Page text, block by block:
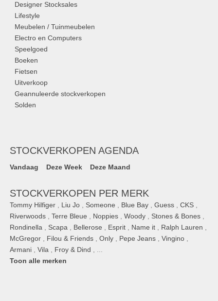
Designer Stocksales
Lifestyle
Meubelen / Tuinmeubelen
Electro en Computers
Speelgoed
Boeken
Fietsen
Uitverkoop
Geannuleerde stockverkopen
Solden
STOCKVERKOPEN AGENDA
Vandaag Deze Week Deze Maand
STOCKVERKOPEN PER MERK
Tommy Hilfiger , Liu Jo , Someone , Blue Bay , Guess , CKS ,
Riverwoods , Terre Bleue , Noppies , Woody , Stones & Bones ,
Rondinella , Scapa , Bellerose , Esprit , Name it , Ralph Lauren ,
McGregor , Filou & Friends , Only , Pepe Jeans , Vingino ,
Armani , Vila , Froy & Dind , ...
Toon alle merken